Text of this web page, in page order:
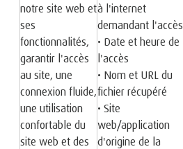
notre site web et
ses
fonctionnalités,
garantir l'accès
au site, une
connexion fluide,
une utilisation
confortable du
site web et des
à l'internet
demandant l'accès
• Date et heure de
l'accès
• Nom et URL du
fichier récupéré
• Site
web/application
d'origine de la